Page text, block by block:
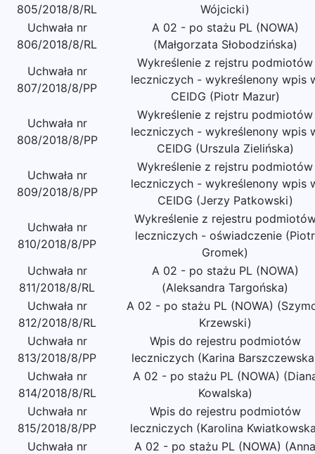
805/2018/8/RL
Wójcicki)
Uchwała nr
806/2018/8/RL
A 02 - po stażu PL (NOWA)
(Małgorzata Słobodzińska)
Uchwała nr
807/2018/8/PP
Wykreślenie z rejstru podmiotów
leczniczych - wykreślenony wpis
CEIDG (Piotr Mazur)
Uchwała nr
808/2018/8/PP
Wykreślenie z rejstru podmiotów
leczniczych - wykreślenony wpis
CEIDG (Urszula Zielińska)
Uchwała nr
809/2018/8/PP
Wykreślenie z rejstru podmiotów
leczniczych - wykreślenony wpis
CEIDG (Jerzy Patkowski)
Uchwała nr
810/2018/8/PP
Wykreślenie z rejestru
leczniczych - oświadczenie (Piotr
Gromek)
Uchwała nr
811/2018/8/RL
A 02 - po stażu PL (NOWA)
(Aleksandra Targońska)
Uchwała nr
812/2018/8/RL
A 02 - po stażu PL (NOWA)
Krzewski)
Uchwała nr
813/2018/8/PP
Wpis do rejestru podmiotów
leczniczych (Karina
Uchwała nr
814/2018/8/RL
A 02 - po stażu PL (NOWA)
Kowalska)
Uchwała nr
815/2018/8/PP
Wpis do rejestru podmiotów
leczniczych (Karolina
Uchwała nr
A 02 - po stażu PL (NOWA) (Anna